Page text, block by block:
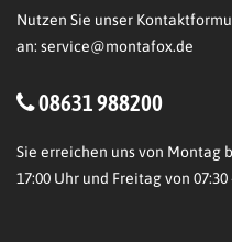
Nutzen Sie unser
an: service@montafox.de
08631 988200
Sie erreichen uns von Montag
17:00 Uhr und Freitag von 07:30